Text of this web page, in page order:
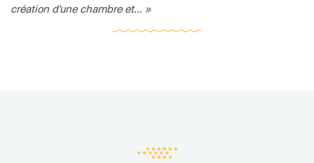
création d'une chambre et... »